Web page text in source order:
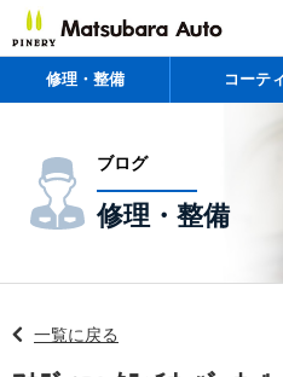
修理・整備 コーテ
ブログ
修理・整備
一覧に戻る